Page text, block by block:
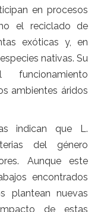
en procesos
el reciclado de
exóticas y, en
nativas. Su
ambientes áridos
indican que L.
del género
Aunque este
encontrados
plantean nuevas
de estas